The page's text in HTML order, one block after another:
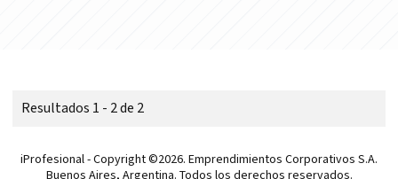
Resultados 1 - 2 de 2
iProfesional - Copyright ©2026. Emprendimientos Corporativos S.A.
Buenos Aires, Argentina. Todos los derechos reservados.